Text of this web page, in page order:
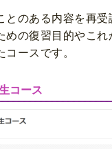
とのある内容を再受
めの復習目的やこ
コースです。
コース